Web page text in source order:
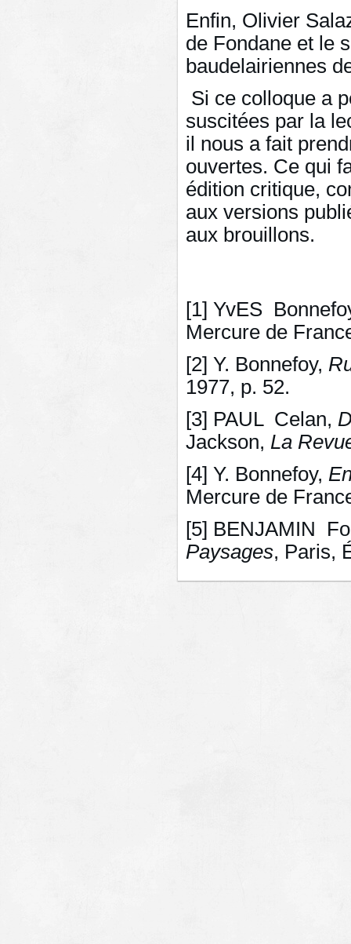
Enfin, Olivier
de Fondane et le
baudelairiennes
Si ce colloque a
suscitées par la
il nous a fait
ouvertes. Ce qui
édition critique,
aux versions
aux brouillons.
[1] YvES
Mercure de
[2] Y. Bonnefoy,
1977, p. 52.
[3] PAUL Celan,
Jackson, La
[4] Y. Bonnefoy,
Mercure de
[5] BENJAMIN
Paysages, Paris,